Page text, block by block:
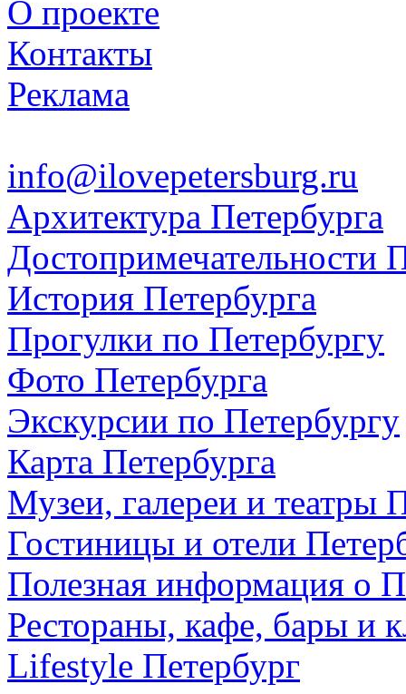
О проекте
Контакты
Реклама
info@ilovepetersburg.ru
Архитектура Петербурга
Достопримечательности
История Петербурга
Прогулки по Петербургу
Фото Петербурга
Экскурсии по Петербургу
Карта Петербурга
Музеи, галереи и театры
Гостиницы и отели
Полезная информация о
Рестораны, кафе, бары и
Lifestyle Петербург